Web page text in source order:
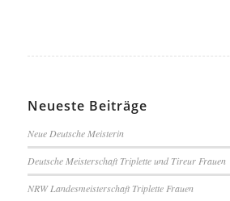
Neueste Beiträge
Neue Deutsche Meisterin
Deutsche Meisterschaft Triplette und Tireur Frauen
NRW Landesmeisterschaft Triplette Frauen